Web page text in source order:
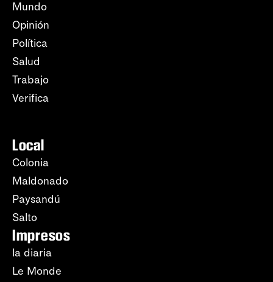
Mundo
Opinión
Política
Salud
Trabajo
Verifica
Local
Colonia
Maldonado
Paysandú
Salto
Impresos
la diaria
Le Monde